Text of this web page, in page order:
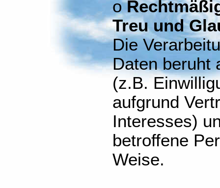
o
Treu und
Die
Daten beruht
(z.B.
aufgrund
Interesses)
betroffene
Weise.